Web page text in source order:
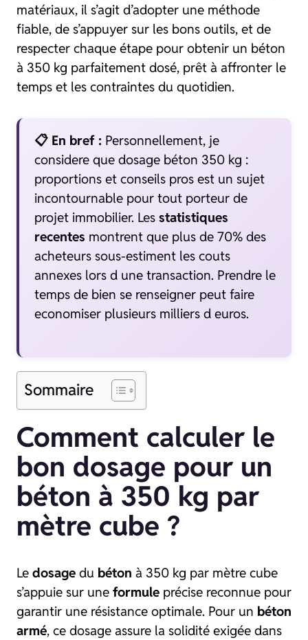
matériaux, il s’agit d’adopter une méthode
fiable, de s’appuyer sur les bons outils, et de
respecter chaque étape pour obtenir un béton
à 350 kg parfaitement dosé, prêt à affronter le
temps et les contraintes du quotidien.
📋 En bref : Personnellement, je
considere que dosage béton 350 kg :
proportions et conseils pros est un sujet
incontournable pour tout porteur de
projet immobilier. Les statistiques
recentes montrent que plus de 70% des
acheteurs sous-estiment les couts
annexes lors d une transaction. Prendre le
temps de bien se renseigner peut faire
economiser plusieurs milliers d euros.
Sommaire
Comment calculer le
bon dosage pour un
béton à 350 kg par
mètre cube ?
Le dosage du béton à 350 kg par mètre cube
s’appuie sur une formule précise reconnue pour
garantir une résistance optimale. Pour un béton
armé, ce dosage assure la solidité exigée dans